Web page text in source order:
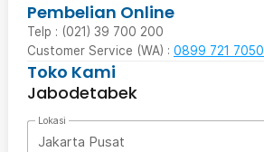
Pembelian Online
Telp : (021) 39 700 200
Customer Service (WA) : 0899 721 7050
Toko Kami
Jabodetabek
Lokasi
Jakarta Pusat